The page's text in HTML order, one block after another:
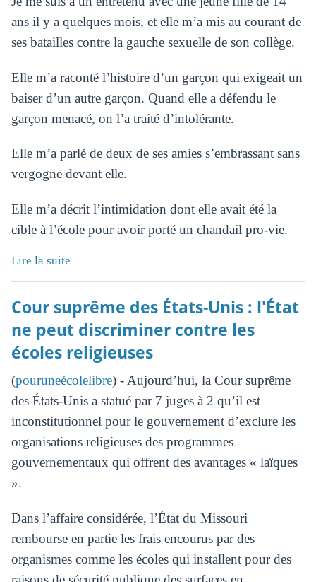
ans il y a quelques mois, et elle m’a mis au courant de
ses batailles contre la gauche sexuelle de son collège.
Elle m’a raconté l’histoire d’un garçon qui exigeait un
baiser d’un autre garçon. Quand elle a défendu le
garçon menacé, on l’a traité d’intolérante.
Elle m’a parlé de deux de ses amies s’embrassant sans
vergogne devant elle.
Elle m’a décrit l’intimidation dont elle avait été la
cible à l’école pour avoir porté un chandail pro-vie.
Lire la suite
Cour suprême des États-Unis : l'État
ne peut discriminer contre les
écoles religieuses
(pouruneécolelibre) - Aujourd’hui, la Cour suprême
des États-Unis a statué par 7 juges à 2 qu’il est
inconstitutionnel pour le gouvernement d’exclure les
organisations religieuses des programmes
gouvernementaux qui offrent des avantages « laïques
».
Dans l’affaire considérée, l’État du Missouri
rembourse en partie les frais encourus par des
organismes comme les écoles qui installent pour des